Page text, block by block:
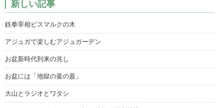
新しい記事
鉄拳宰相ビスマルクの木
アジュガで楽しむアジュガーデン
お盆新時代到来の兆し
お盆には「地獄の釜の蓋」
大山とラジオとワタシ